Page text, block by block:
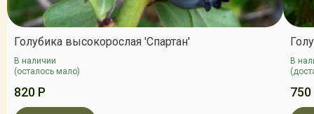
Голубика высокорослая 'Спартан'
В наличии
(осталось мало)
820 Р
В